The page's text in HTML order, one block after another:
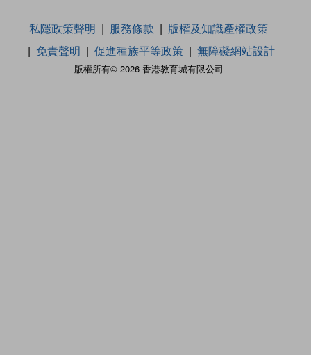
版權所有© 2026 香港教育城有限公司
私隱政策聲明 服務條款
版權及知識產權政策
免責聲明
促進種族平等政策 無障礙網站設計